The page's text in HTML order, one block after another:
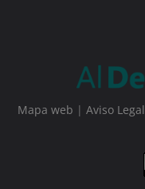
Mapa web | Aviso Legal